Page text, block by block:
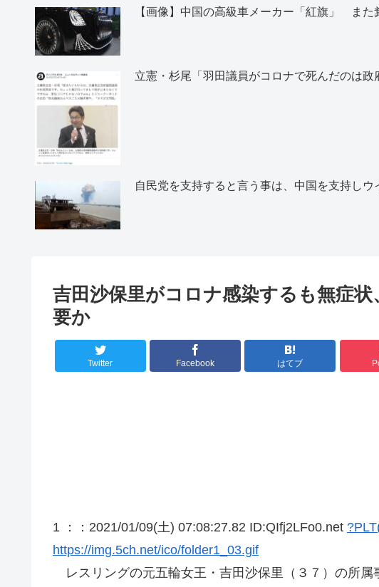
【画像】中国の高級車メーカー「紅旗」 また
立憲・杉尾「羽田議員がコロナで死んだのは政
自民党を支持すると言う事は、中国を支持し
吉田沙保里がコロナ感染するも無症
要か
Twitter Facebook はてブ
1 ： ：2021/01/09(土) 07:08:27.82 ID:QIfj2LFo0.net
https://img.5ch.net/ico/folder1_03.gif
レスリングの元五輪女王・吉田沙保里（３７）の所属